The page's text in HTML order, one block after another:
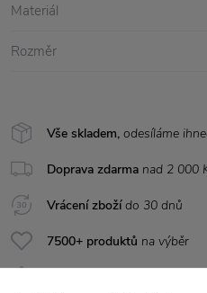
Vše skladem, odesíláme
Doprava zdarma nad 2 000
Vrácení zbožído 30 dnů
7500+ produktů na výběr
Materiál
Rozměr